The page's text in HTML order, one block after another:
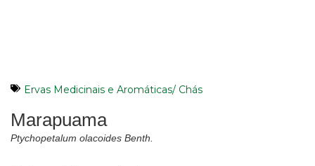
Ervas Medicinais e Aromáticas/ Chás
Marapuama
Ptychopetalum olacoides Benth.